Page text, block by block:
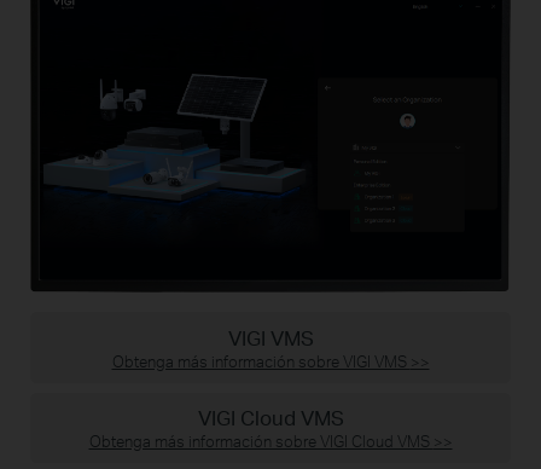
VIGI VMS
Obtenga más información sobre VIGI VMS >>
VIGI Cloud VMS
Obtenga más información sobre VIGI Cloud VMS >>